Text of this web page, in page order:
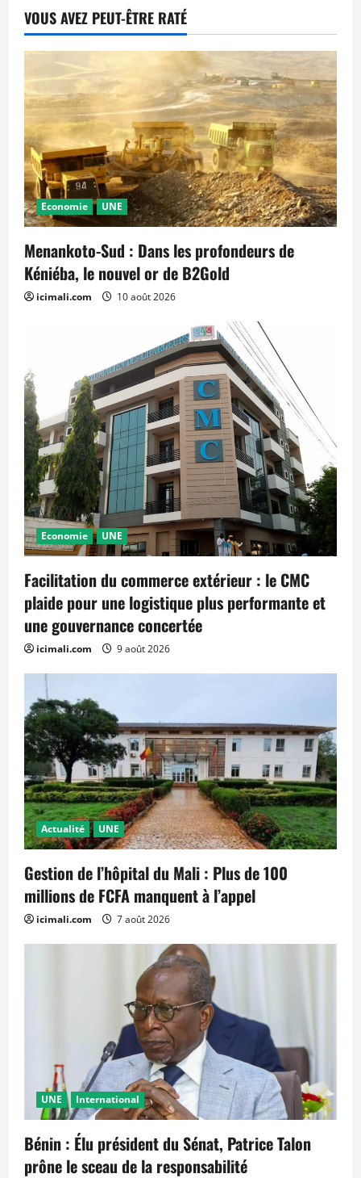
VOUS AVEZ PEUT-ÊTRE RATÉ
Economie UNE
Menankoto-Sud : Dans les profondeurs de
Kéniéba, le nouvel or de B2Gold
icimali.com 10 août 2026
Economie UNE
Facilitation du commerce extérieur : le CMC
plaide pour une logistique plus performante et
une gouvernance concertée
icimali.com 9 août 2026
Actualité UNE
Gestion de l’hôpital du Mali : Plus de 100
millions de FCFA manquent à l’appel
icimali.com 7 août 2026
UNE International
Bénin : Élu président du Sénat, Patrice Talon
prône le sceau de la responsabilité